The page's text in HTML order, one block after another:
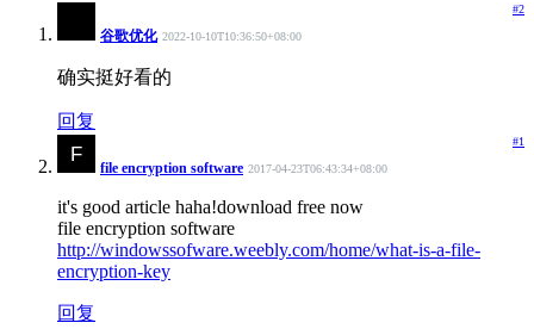
谷歌优化 2022-10-10T10:36:50+08:00
#2
确实挺好看的
回复
file encryption software 2017-04-23T06:43:34+08:00
#1
it's good article haha!download free now
file encryption software
http://windowssofware.weebly.com/home/what-is-a-file-
encryption-key
回复